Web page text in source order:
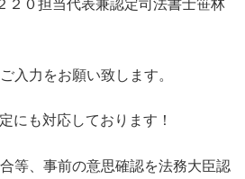
２０担当代表兼認定司法書士笹林
入力をお願い致します。
にも対応しております！
等、事前の意思確認を法務大臣認